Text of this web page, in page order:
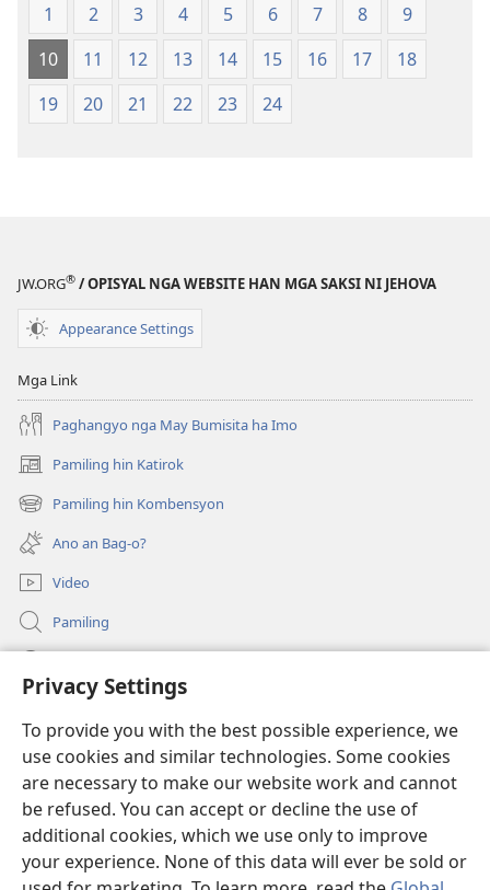
Privacy Settings
To provide you with the best possible experience, we
use cookies and similar technologies. Some cookies
are necessary to make our website work and cannot
be refused. You can accept or decline the use of
additional cookies, which we use only to improve
your experience. None of this data will ever be sold or
nga
Kalibotan
nga
1 2 3 4 5 6 7 8
9
10
11 12 13 14 15 16 17
18
19
20 21 22 23 24
JW.ORG® / OPISYAL NGA WEBSITE HAN MGA SAKSI NI JEHOVA
Appearance Settings
Mga Link
Paghangyo nga May Bumisita ha Imo
Pamiling hin Katirok
(opens
new
window)
Pamiling hin Kombensyon
(opens
new
window)
Ano an Bag-o?
Video
Pamiling
(opens
window)Watchtower ONLINE LIBRARY
(opens
new
window)JW Hub ®
(opens
new
window)